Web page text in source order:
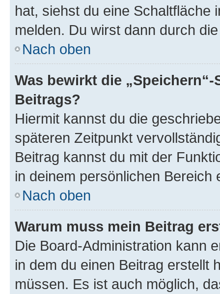
hat, siehst du eine Schaltfläche
melden. Du wirst dann durch
Nach oben
Was bewirkt die
Beitrags?
Hiermit kannst du die
späteren Zeitpunkt
Beitrag kannst du mit der
in deinem persönlichen Bereich
Nach oben
Warum muss mein Beitrag
Die Board-Administration kann
in dem du einen Beitrag erstellt
müssen. Es ist auch möglich,